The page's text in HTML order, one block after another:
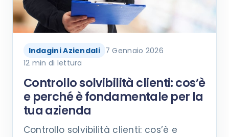
Indagini Aziendali 7 Gennaio 2026
12 min di lettura
Controllo solvibilità clienti: cos’è
e perché è fondamentale per la
tua azienda
Controllo solvibilità clienti: cos’è e